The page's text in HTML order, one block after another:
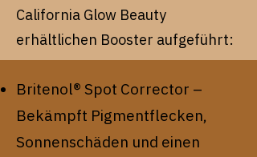
California Glow Beauty
erhältlichen Booster aufgeführt:
Britenol® Spot Corrector –
Bekämpft Pigmentflecken,
Sonnenschäden und einen